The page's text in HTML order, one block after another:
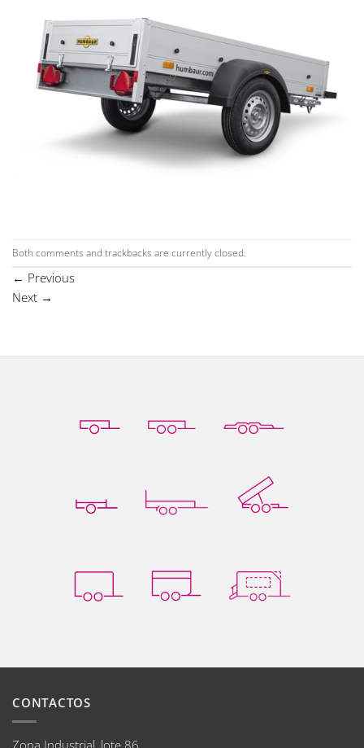
Both comments and trackbacks are currently closed.
← Previous
Next →
CONTACTOS